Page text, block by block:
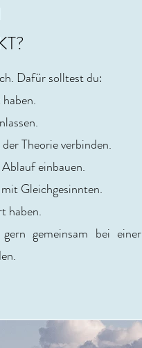
Dafür solltest du:
Theorie verbinden.
einbauen.
Gleichgesinnten.
haben.
gemeinsam bei einer